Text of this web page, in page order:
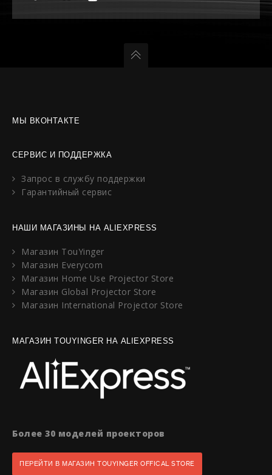
МЫ ВКОНТАКТЕ
СЕРВИС И ПОДДЕРЖКА
Запрос в службу поддержки
Гарантийный сервис
НАШИ МАГАЗИНЫ НА ALIEXPRESS
Магазин TouYinger
Магазин Everycom
Магазин Home Use Projector Store
Магазин Global Projector Store
Магазин International Projector Store
МАГАЗИН TOUYINGER НА ALIEXPRESS
Более 30 моделей проекторов
ПЕРЕЙТИ В МАГАЗИН TOUYINGER OFFICAL STORE